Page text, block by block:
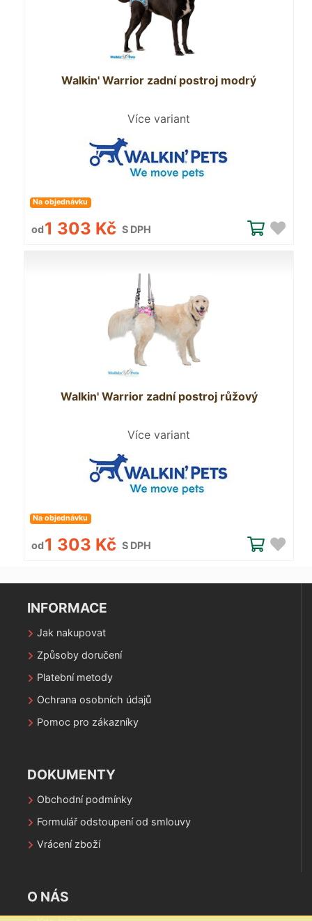
Walkin' Warrior zadní postroj modrý
Více variant
Na objednávku
od1 303 Kč S DPH
Walkin' Warrior zadní postroj růžový
Více variant
Na objednávku
od1 303 Kč S DPH
INFORMACE
Jak nakupovat
Způsoby doručení
Platební metody
Ochrana osobních údajů
Pomoc pro zákazníky
DOKUMENTY
Obchodní podmínky
Formulář odstoupení od smlouvy
Vrácení zboží
O NÁS